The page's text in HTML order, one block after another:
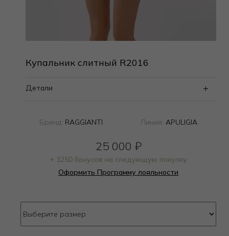
Купальник слитный R2016
Детали
Бренд: RAGGIANTI Линия:APULIGIA
25 000 ₽
+ 1250 бонусов на следующую покупку
Оформить Программу лояльности